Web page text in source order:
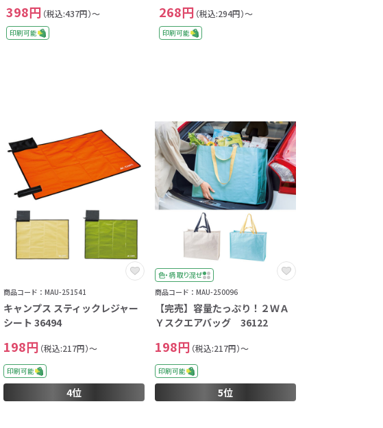
398円 （税込:437円）～
印刷可能
268円 （税込:294円）～
印刷可能
商品コード：MAU-251541
キャンプス スティックレジャー
シート 36494
198円 （税込:217円）～
印刷可能
4位
色・柄 取り混ぜ
商品コード：MAU-250096
【完売】容量たっぷり！２ＷＡ
Ｙスクエアバッグ 36122
198円 （税込:217円）～
印刷可能
5位